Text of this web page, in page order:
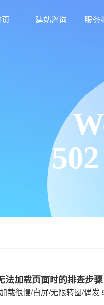
页 建站咨询 服务
法加载页面时的排查步骤